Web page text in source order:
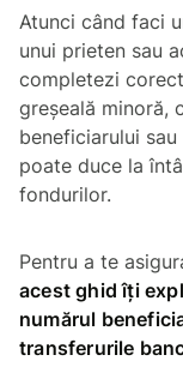
Atunci când faci
unui prieten sau
completezi
greșeală minoră,
beneficiarului
poate duce la
fondurilor.
Pentru a te
acest ghid îți
numărul
transferurile